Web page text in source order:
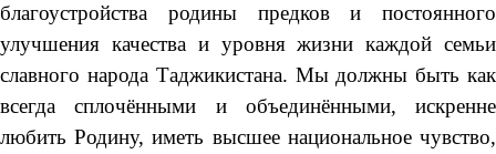
благоустройства родины предков и постоянного
улучшения качества и уровня жизни каждой семьи
славного народа Таджикистана. Мы должны быть как
всегда сплочёнными и объединёнными, искренне
любить Родину, иметь высшее национальное чувство,